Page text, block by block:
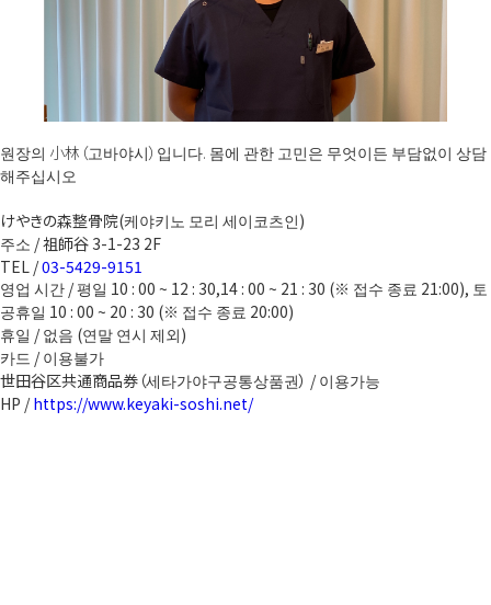
원장의 小林（고바야시）입니다. 몸에 관한 고민은 무엇이든 부담없이 상담
해주십시오
けやきの森整骨院(케야키노 모리 세이코츠인)
주소 / 祖師谷 3-1-23 2F
TEL /03-5429-9151
영업 시간 / 평일 10 : 00 ~ 12 : 30,14 : 00 ~ 21 : 30 (※ 접수 종료 21:00), 토
공휴일 10 : 00 ~ 20 : 30 (※ 접수 종료 20:00)
휴일 / 없음 (연말 연시 제외)
카드 / 이용불가
世田谷区共通商品券（세타가야구공통상품권） / 이용가능
HP /https://www.keyaki-soshi.net/